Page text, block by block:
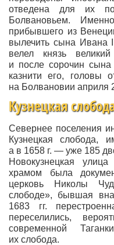
отведена для их
Болвановьем.
прибывшего из
вылечить сына Ивана
велел князь
и после сорочин сына
казнити его, головы
на Болвановии априля
Кузнецкая
Севернее поселения
Кузнецкая слобода,
а в 1658 г. — уже 185
Новокузнецкая
храмом была
церковь Николы
слободе», бывшая
1683 гг.
переселились,
современной
их слобода.